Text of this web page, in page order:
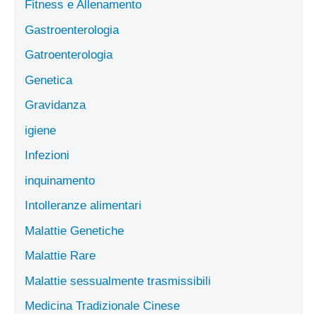
Fitness e Allenamento
Gastroenterologia
Gatroenterologia
Genetica
Gravidanza
igiene
Infezioni
inquinamento
Intolleranze alimentari
Malattie Genetiche
Malattie Rare
Malattie sessualmente trasmissibili
Medicina Tradizionale Cinese